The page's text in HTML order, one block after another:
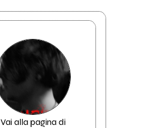
Vai alla pagina di